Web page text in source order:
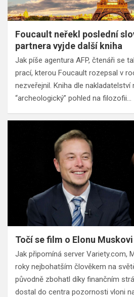
Foucault neřekl poslední
partnera vyjde další kniha
Jak píše agentura AFP, čtenáři se
prací, kterou Foucault rozepsal v
nezveřejnil. Kniha dle nakladatelství
“archeologický” pohled na filozofii…
Točí se film o Elonu Muskovi
Jak připomíná server Variety.com,
roky nejbohatším člověkem na
původně zbohatl díky finančním
dostal do centra pozornosti vloni